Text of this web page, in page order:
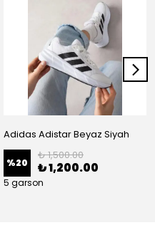
Adidas Adistar Beyaz Siyah
%20
₺ 1,500.00
₺ 1,200.00
5 garson